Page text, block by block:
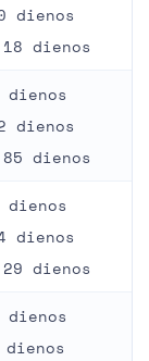
dienos
18 dienos
dienos
dienos
85 dienos
dienos
dienos
29 dienos
dienos
dienos